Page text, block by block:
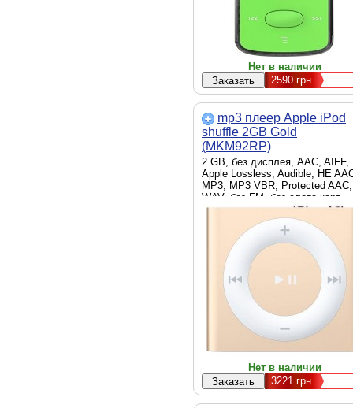
Нет в наличии
2590 грн
mp3 плеер Apple iPod
shuffle 2GB Gold
(MKM92RP)
2 GB, без дисплея, AAC, AIFF,
Apple Lossless, Audible, HE
MP3, MP3 VBR, Protected AAC,
WAV, без FM, без слота карт
памяти, Li-Ion, золотой
Нет в наличии
3221 грн